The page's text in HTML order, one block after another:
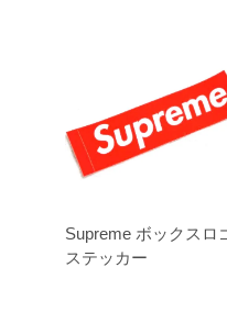
Supreme ボックスロ
ステッカー